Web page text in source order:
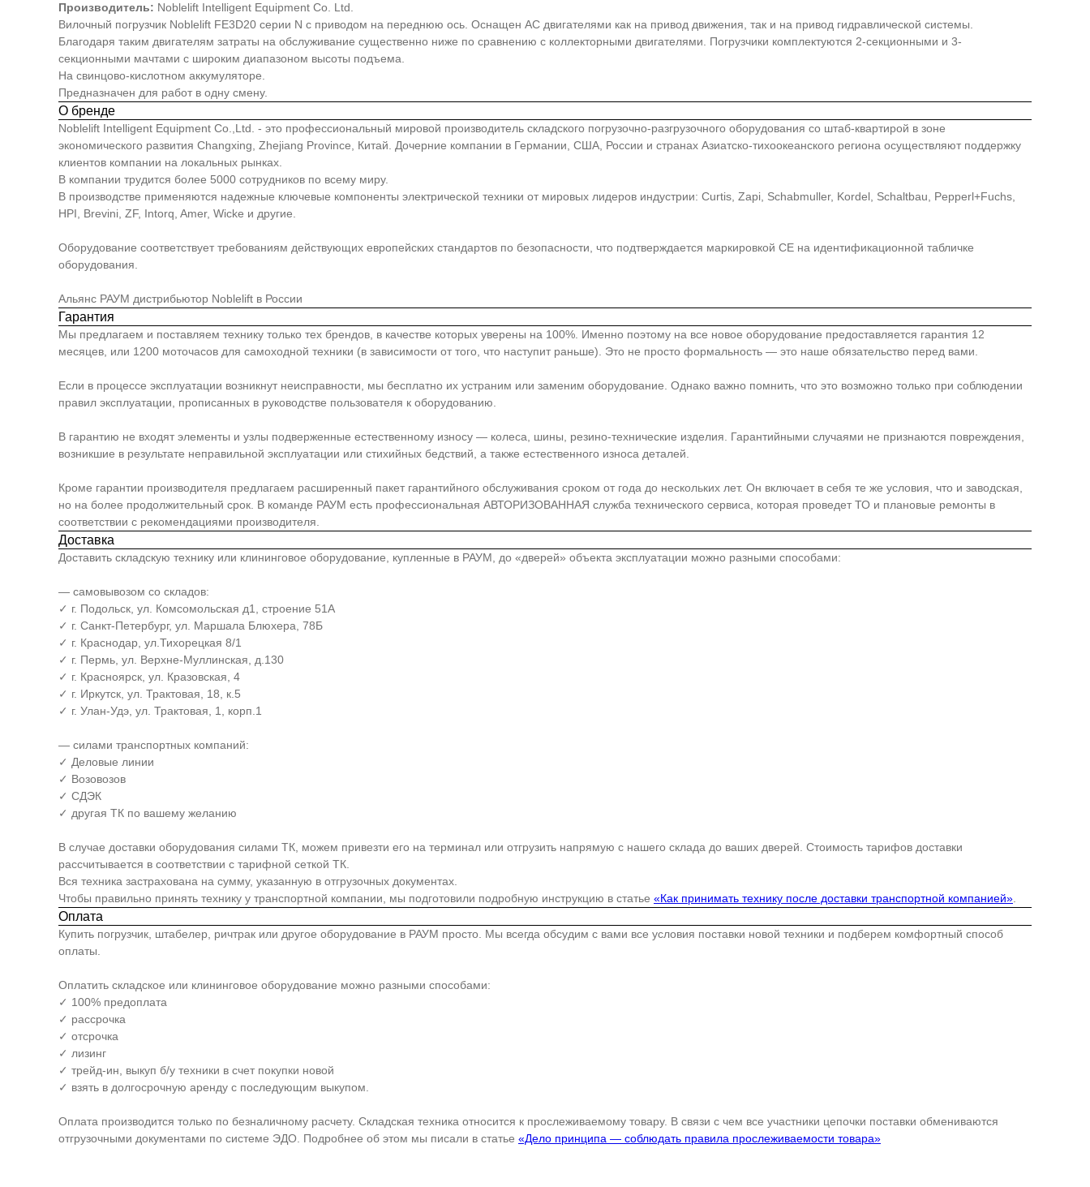
Производитель: Noblelift Intelligent Equipment Co. Ltd.
Вилочный погрузчик Noblelift FE3D20 серии N с приводом на переднюю ось. Оснащен АС двигателями как на привод движения, так и на привод гидравлической системы.
Благодаря таким двигателям затраты на обслуживание существенно ниже по сравнению с коллекторными двигателями. Погрузчики комплектуются 2-секционными и 3-
секционными мачтами с широким диапазоном высоты подъема.
На свинцово-кислотном аккумуляторе.
Предназначен для работ в одну смену.
О бренде
Noblelift Intelligent Equipment Co.,Ltd. - это профессиональный мировой производитель складского погрузочно-разгрузочного оборудования со штаб-квартирой в зоне
экономического развития Changxing, Zhejiang Province, Китай. Дочерние компании в Германии, США, России и странах Азиатско-тихоокеанского региона осуществляют поддержку
клиентов компании на локальных рынках.
В компании трудится более 5000 сотрудников по всему миру.
В производстве применяются надежные ключевые компоненты электрической техники от мировых лидеров индустрии: Curtis, Zapi, Schabmuller, Kordel, Schaltbau, Pepperl+Fuchs,
HPI, Brevini, ZF, Intorq, Amer, Wicke и другие.
Оборудование соответствует требованиям действующих европейских стандартов по безопасности, что подтверждается маркировкой СЕ на идентификационной табличке
оборудования.
Альянс РАУМ дистрибьютор Noblelift в России
Гарантия
Мы предлагаем и поставляем технику только тех брендов, в качестве которых уверены на 100%. Именно поэтому на все новое оборудование предоставляется гарантия 12
месяцев, или 1200 моточасов для самоходной техники (в зависимости от того, что наступит раньше). Это не просто формальность — это наше обязательство перед вами.
Если в процессе эксплуатации возникнут неисправности, мы бесплатно их устраним или заменим оборудование. Однако важно помнить, что это возможно только при соблюдении
правил эксплуатации, прописанных в руководстве пользователя к оборудованию.
В гарантию не входят элементы и узлы подверженные естественному износу — колеса, шины, резино-технические изделия. Гарантийными случаями не признаются повреждения,
возникшие в результате неправильной эксплуатации или стихийных бедствий, а также естественного износа деталей.
Кроме гарантии производителя предлагаем расширенный пакет гарантийного обслуживания сроком от года до нескольких лет. Он включает в себя те же условия, что и заводская,
но на более продолжительный срок. В команде РАУМ есть профессиональная АВТОРИЗОВАННАЯ служба технического сервиса, которая проведет ТО и плановые ремонты в
соответствии с рекомендациями производителя.
Доставка
Доставить складскую технику или клининговое оборудование, купленные в РАУМ, до «дверей» объекта эксплуатации можно разными способами:
— самовывозом со складов:
✓ г. Подольск, ул. Комсомольская д1, строение 51А
✓ г. Санкт-Петербург, ул. Маршала Блюхера, 78Б
✓ г. Краснодар, ул.Тихорецкая 8/1
✓ г. Пермь, ул. Верхне-Муллинская, д.130
✓ г. Красноярск, ул. Кразовская, 4
✓ г. Иркутск, ул. Трактовая, 18, к.5
✓ г. Улан-Удэ, ул. Трактовая, 1, корп.1
— силами транспортных компаний:
✓ Деловые линии
✓ Возовозов
✓ СДЭК
✓ другая ТК по вашему желанию
В случае доставки оборудования силами ТК, можем привезти его на терминал или отгрузить напрямую с нашего склада до ваших дверей. Стоимость тарифов доставки
рассчитывается в соответствии с тарифной сеткой ТК.
Вся техника застрахована на сумму, указанную в отгрузочных документах.
Чтобы правильно принять технику у транспортной компании, мы подготовили подробную инструкцию в статье «Как принимать технику после доставки транспортной компанией»
Оплата
Купить погрузчик, штабелер, ричтрак или другое оборудование в РАУМ просто. Мы всегда обсудим с вами все условия поставки новой техники и подберем комфортный способ
оплаты.
Оплатить складское или клининговое оборудование можно разными способами:
✓ 100% предоплата
✓ рассрочка
✓ отсрочка
✓ лизинг
✓ трейд-ин, выкуп б/у техники в счет покупки новой
✓ взять в долгосрочную аренду с последующим выкупом.
Оплата производится только по безналичному расчету. Складская техника относится к прослеживаемому товару. В связи с чем все участники цепочки поставки обмениваются
отгрузочными документами по системе ЭДО. Подробнее об этом мы писали в статье «Дело принципа — соблюдать правила прослеживаемости товара»